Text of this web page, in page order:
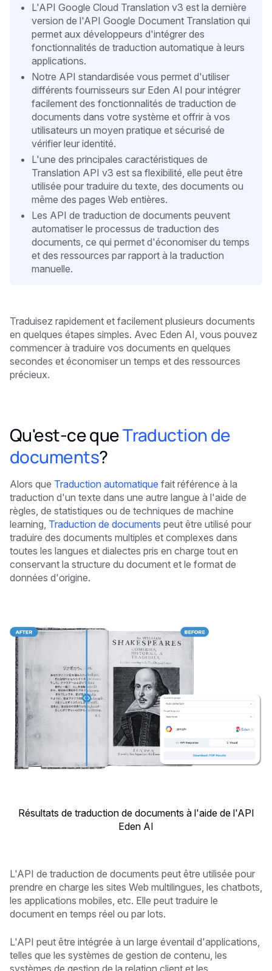
L'API Google Cloud Translation v3 est la dernière
version de l'API Google Document Translation qui
permet aux développeurs d'intégrer des
fonctionnalités de traduction automatique à leurs
applications.
Notre API standardisée vous permet d'utiliser
différents fournisseurs sur Eden AI pour intégrer
facilement des fonctionnalités de traduction de
documents dans votre système et offrir à vos
utilisateurs un moyen pratique et sécurisé de
vérifier leur identité.
L'une des principales caractéristiques de
Translation API v3 est sa flexibilité, elle peut être
utilisée pour traduire du texte, des documents ou
même des pages Web entières.
Les API de traduction de documents peuvent
automatiser le processus de traduction des
documents, ce qui permet d'économiser du temps
et des ressources par rapport à la traduction
manuelle.
Traduisez rapidement et facilement plusieurs documents
en quelques étapes simples. Avec Eden AI, vous pouvez
commencer à traduire vos documents en quelques
secondes et économiser un temps et des ressources
précieux.
Qu'est-ce queTraduction de
documents?
Alors que Traduction automatique fait référence à la
traduction d'un texte dans une autre langue à l'aide de
règles, de statistiques ou de techniques de machine
learning, Traduction de documents peut être utilisé pour
traduire des documents multiples et complexes dans
toutes les langues et dialectes pris en charge tout en
conservant la structure du document et le format de
données d'origine.
Résultats de traduction de documents à l'aide de l'API
Eden AI
L'API de traduction de documents peut être utilisée pour
prendre en charge les sites Web multilingues, les chatbots,
les applications mobiles, etc. Elle peut traduire le
document en temps réel ou par lots.
L'API peut être intégrée à un large éventail d'applications,
telles que les systèmes de gestion de contenu, les
systèmes de gestion de la relation client et les